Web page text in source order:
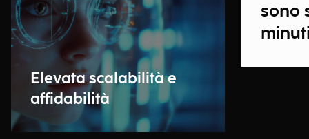
Elevata scalabilità e
affidabilità
sono